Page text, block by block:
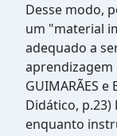
Desse modo,
um "material
adequado a
aprendizagem
GUIMARÃES
Didático,
enquanto